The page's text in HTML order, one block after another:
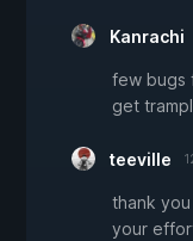
Kanrachi
few bugs
get
teeville
thank
your